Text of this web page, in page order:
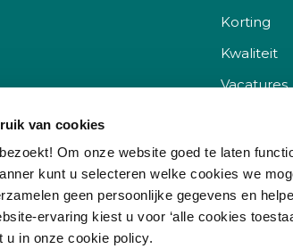
van cookies
Om onze website goed te laten
kunt u selecteren welke cookies we
geen persoonlijke gegevens en
ervaring kiest u voor ‘alle cookies
u in onze cookie policy.
Korting
Kwaliteit
Vacatures
Sitemap